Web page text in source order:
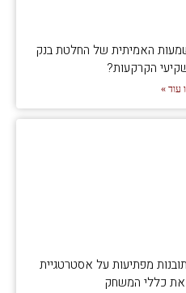
ל-3.5%: מה המשמעות האמיתית של החלטת בנק
הקרקעות?
עוד »
מצאתם "קרקע חקלאית"? 5 תובנות מפתיעות על אסטרטגיית
כללי המשחק